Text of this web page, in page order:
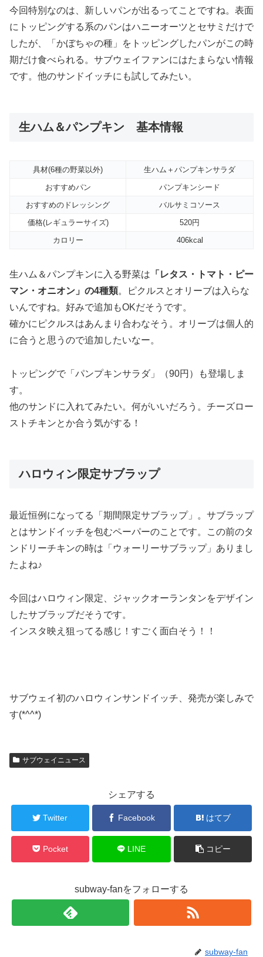
今回特別なのは、新しいパンが出るってことですね。表面
にトッピングする系のパンはハニーオーツとセサミだけで
したが、「かぼちゃの種」をトッピングしたパンがこの時
期だけ食べられる。サブウェイファンにはたまらない情報
です。他のサンドイッチにも試してみたい。
生ハム＆パンプキン 基本情報
具材(6種の野菜以外)
生ハム＋パンプキンサラダ
おすすめパン
パンプキンシード
おすすめのドレッシング
バルサミコソース
価格(レギュラーサイズ)
520円
カロリー
406kcal
生ハム＆パンプキンに入る野菜は 「レタス・トマト・ピー
マン・オニオン」の4種類。ピクルスとオリーブは入らな
いんですね。好みで追加もOKだそうです。
確かにピクルスはあんまり合わなそう。オリーブは個人的
に合うと思うので追加したいなー。
トッピングで「パンプキンサラダ」（90円）も登場しま
す。
他のサンドに入れてみたい。何がいいだろう。チーズロー
ストチキンとか合う気がする！
ハロウィン限定サブラップ
最近恒例になってる「期間限定サブラップ」。サブラップ
とはサンドイッチを包むペーパーのことです。この前のタ
ンドリーチキンの時は「ウォーリーサブラップ」ありまし
たよね♪
今回はハロウィン限定、ジャックオーランタンをデザイン
したサブラップだそうです。
インスタ映え狙ってる感じ！すごく面白そう！！
サブウェイ初のハロウィンサンドイッチ、発売が楽しみで
す(*^^*)
サブウェイニュース
シェアする
Twitter Facebook はてブ
Pocket LINE コピー
subway-fanをフォローする
subway-fan